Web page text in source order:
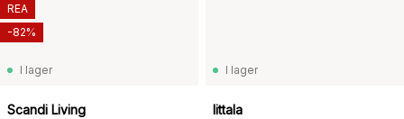
I lager
Scandi Living
REA
-82%
I lager
Iittala